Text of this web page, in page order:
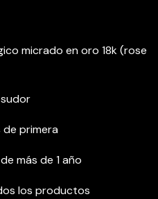
micrado en oro 18k (rose
de primera
más de 1 año
los productos